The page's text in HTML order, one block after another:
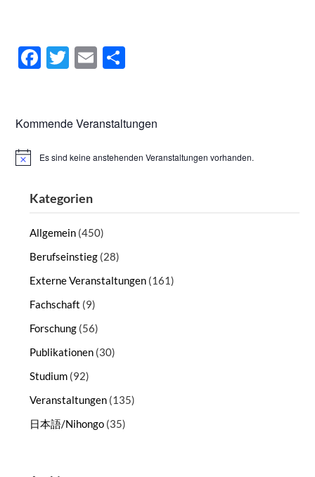
Facebook
Twitter
Email
Kommende Veranstaltungen
HinweisEs sind keine anstehenden Veranstaltungen vorhanden.
Kategorien
Allgemein (450)
Berufseinstieg (28)
Externe Veranstaltungen (161)
Fachschaft (9)
Forschung (56)
Publikationen (30)
Studium (92)
Veranstaltungen (135)
日本語/Nihongo (35)